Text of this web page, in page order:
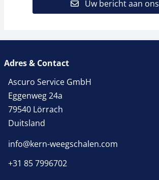
Uw bericht aan ons
Adres & Contact
Ascuro Service GmbH
Eggenweg 24a
79540 Lörrach
Duitsland
info@kern-weegschalen.com
+31 85 7996702